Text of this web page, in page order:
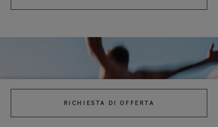
RICHIESTA DI OFFERTA